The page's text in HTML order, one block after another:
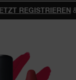
REGISTRIEREN